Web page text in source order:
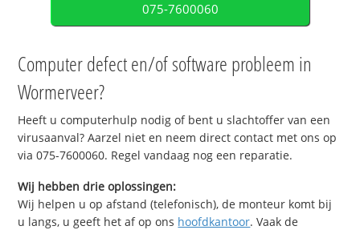
075-7600060
Computer defect en/of software probleem in
Wormerveer?
Heeft u computerhulp nodig of bent u slachtoffer van een
virusaanval? Aarzel niet en neem direct contact met ons op
via 075-7600060. Regel vandaag nog een reparatie.
Wij hebben drie oplossingen:
Wij helpen u op afstand (telefonisch), de monteur komt bij
u langs, u geeft het af op ons hoofdkantoor. Vaak de